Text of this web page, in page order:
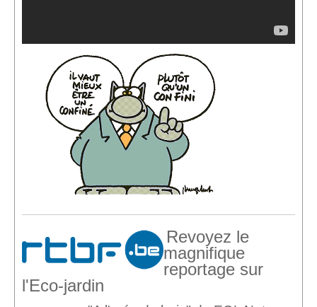
Revoyez le
magnifique
reportage sur
l'Eco-jardin